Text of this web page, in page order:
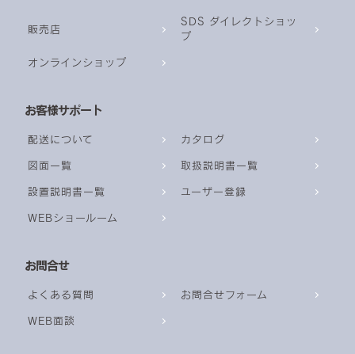
販売店
SDS ダイレクトショッ
プ
オンラインショップ
お客様サポート
配送について カタログ
図面一覧 取扱説明書一覧
設置説明書一覧 ユーザー登録
WEBショールーム
お問合せ
よくある質問 お問合せフォーム
WEB面談